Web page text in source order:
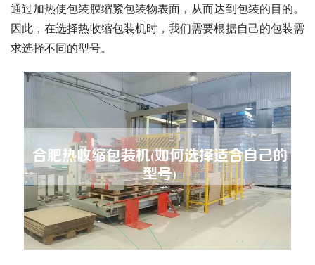
通过加热使包装膜缩紧包装物表面，从而达到包装的目的。
因此，在选择热收缩包装机时，我们需要根据自己的包装需
求选择不同的型号。